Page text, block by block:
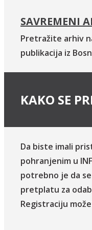
SAVREMENI
Pretražite arhiv
publikacija iz
KAKO SE
Da biste imali
pohranjenim u
potrebno je da
pretplatu za
Registraciju